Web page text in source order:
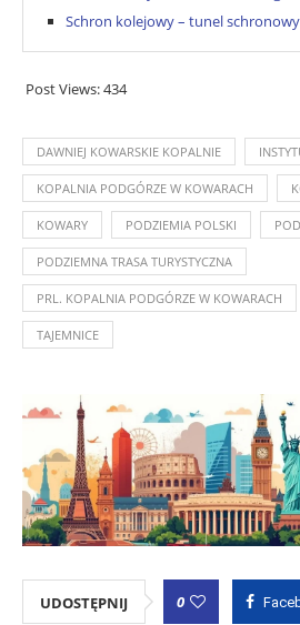
Schron kolejowy – tunel
Post Views:434
DAWNIEJ KOWARSKIE KOPALNIE
KOPALNIA PODGÓRZE W KOWARACH
KOWARY PODZIEMIA POLSKI
PODZIEMNA TRASA TURYSTYCZNA
PRL. KOPALNIA PODGÓRZE W KOWARACH
TAJEMNICE
UDOSTĘPNIJ 0